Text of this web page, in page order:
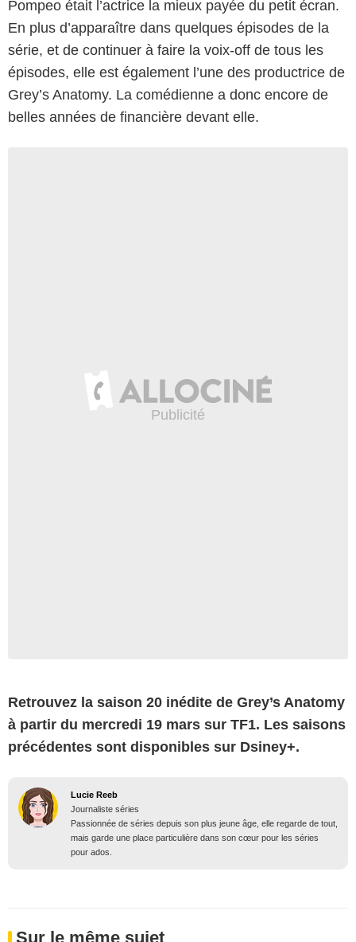
Pompeo était l’actrice la mieux payée du petit écran.
En plus d’apparaître dans quelques épisodes de la
série, et de continuer à faire la voix-off de tous les
épisodes, elle est également l’une des productrice de
Grey’s Anatomy. La comédienne a donc encore de
belles années de financière devant elle.
Retrouvez la saison 20 inédite de Grey’s Anatomy
à partir du mercredi 19 mars sur TF1. Les saisons
précédentes sont disponibles sur Dsiney+.
Lucie Reeb
Journaliste séries
Passionnée de séries depuis son plus jeune âge, elle regarde de tout,
mais garde une place particulière dans son cœur pour les séries
pour ados.
Sur le même sujet